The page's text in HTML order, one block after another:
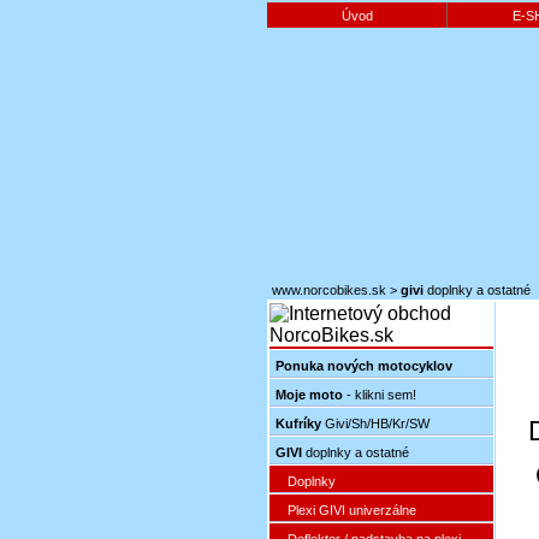
Úvod E-
www.norcobikes.sk > givi doplnky a ostatné
Ponuka nových motocyklov
Moje moto - klikni sem!
Kufríky Givi/Sh/HB/Kr/SW
GIVI doplnky a ostatné
Doplnky
Plexi GIVI univerzálne